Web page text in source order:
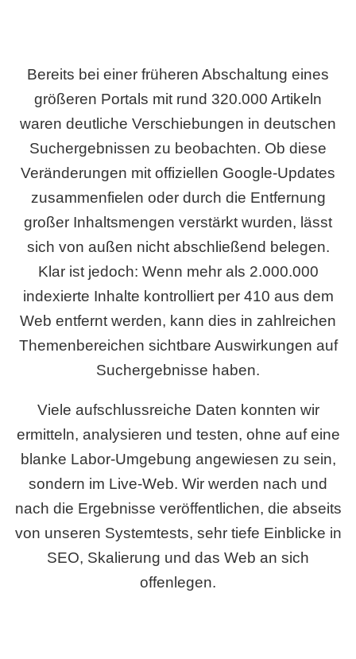
Bereits bei einer früheren Abschaltung eines
größeren Portals mit rund 320.000 Artikeln
waren deutliche Verschiebungen in deutschen
Suchergebnissen zu beobachten. Ob diese
Veränderungen mit offiziellen Google-Updates
zusammenfielen oder durch die Entfernung
großer Inhaltsmengen verstärkt wurden, lässt
sich von außen nicht abschließend belegen.
Klar ist jedoch: Wenn mehr als 2.000.000
indexierte Inhalte kontrolliert per 410 aus dem
Web entfernt werden, kann dies in zahlreichen
Themenbereichen sichtbare Auswirkungen auf
Suchergebnisse haben.
Viele aufschlussreiche Daten konnten wir
ermitteln, analysieren und testen, ohne auf eine
blanke Labor-Umgebung angewiesen zu sein,
sondern im Live-Web. Wir werden nach und
nach die Ergebnisse veröffentlichen, die abseits
von unseren Systemtests, sehr tiefe Einblicke in
SEO, Skalierung und das Web an sich
offenlegen.